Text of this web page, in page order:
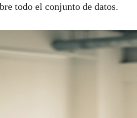
todo el conjunto de datos.